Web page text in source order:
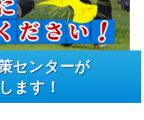
センターが
ます！